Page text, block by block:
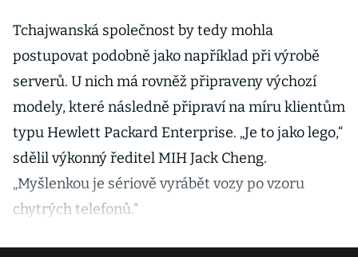
Tchajwanská společnost by tedy mohla
postupovat podobně jako například při výrobě
serverů. U nich má rovněž připraveny výchozí
modely, které následně připraví na míru klientům
typu Hewlett Packard Enterprise. „Je to jako lego,“
sdělil výkonný ředitel MIH Jack Cheng.
„Myšlenkou je sériově vyrábět vozy po vzoru
chytrých telefonů.“